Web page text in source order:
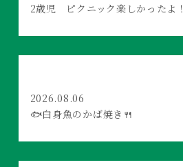
2歳児 ピクニック楽しかったよ！
2026.08.06
🐟白身魚のかば焼き🍴